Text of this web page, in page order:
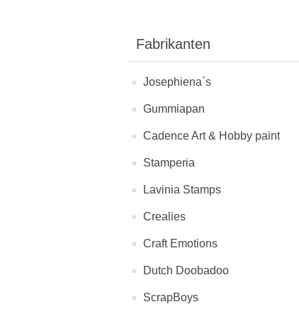
Fabrikanten
Josephiena`s
Gummiapan
Cadence Art & Hobby paint
Stamperia
Lavinia Stamps
Crealies
Craft Emotions
Dutch Doobadoo
ScrapBoys